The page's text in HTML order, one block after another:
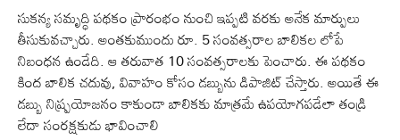
సుకన్య సమృద్ధి పథకం ప్రారంభం నుంచి ఇప్పటి వరకు అనేక మార్పులు
తీసుకువచ్చారు. అంతకుముందు రూ. 5 సంవత్సరాల బాలికల లోపే
నిబంధన ఉండేది. ఆ తరువాత 10 సంవత్సరాలకు పెంచారు. ఈ పథకం
కింద బాలిక చదువు, వివాహం కోసం డబ్బును డిపాజిట్ చేస్తారు. అయితే ఈ
డబ్బు నిష్ప్రయోజనం కాకుండా బాలికకు మాత్రమే ఉపయోగపడేలా తండ్రి
లేదా సంరక్షకుడు భావించాలి